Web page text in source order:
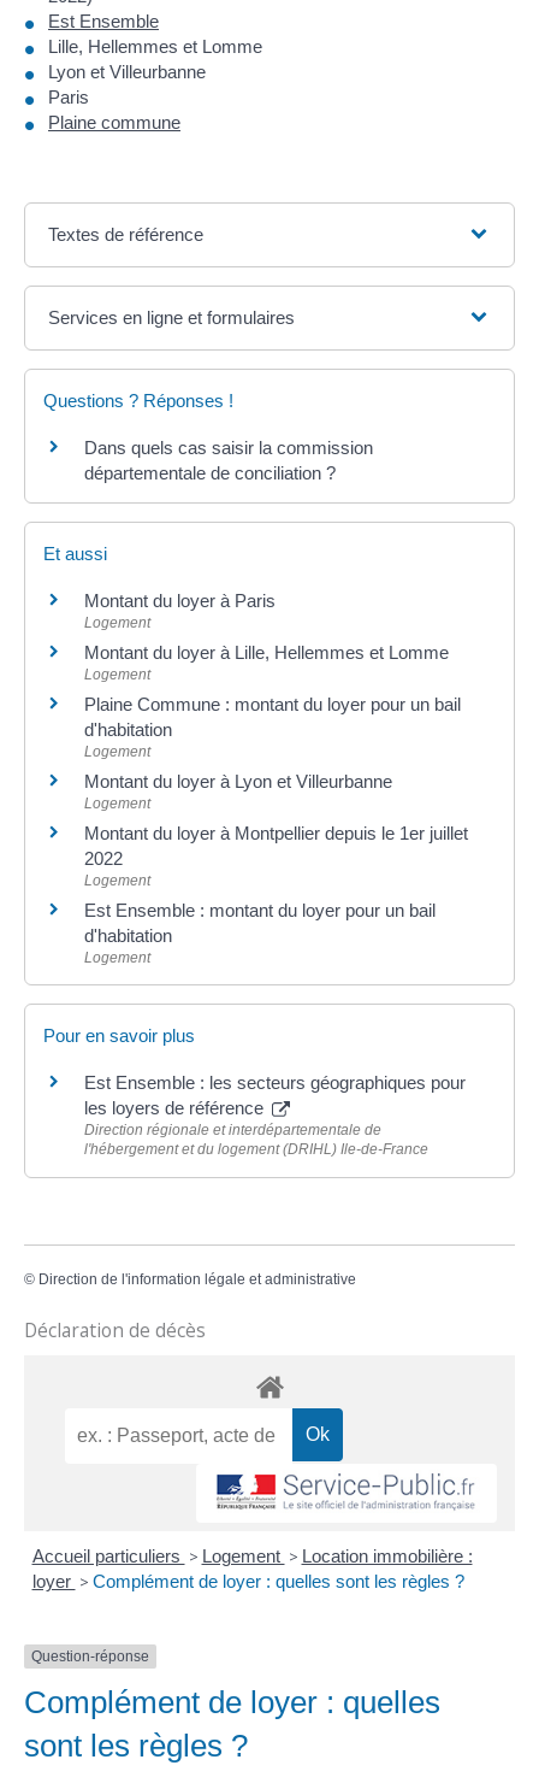
Est Ensemble
Lille, Hellemmes et Lomme
Lyon et Villeurbanne
Paris
Plaine commune
Textes de référence
Services en ligne et formulaires
Questions ? Réponses !
Dans quels cas saisir la commission
départementale de conciliation ?
Et aussi
Montant du loyer à Paris
Logement
Montant du loyer à Lille, Hellemmes et Lomme
Logement
Plaine Commune : montant du loyer pour un bail
d'habitation
Logement
Montant du loyer à Lyon et Villeurbanne
Logement
Montant du loyer à Montpellier depuis le 1er juillet
2022
Logement
Est Ensemble : montant du loyer pour un bail
d'habitation
Logement
Pour en savoir plus
Est Ensemble : les secteurs géographiques pour
les loyers de référence
Direction régionale et interdépartementale de
l'hébergement et du logement (DRIHL) Ile-de-France
© Direction de l'information légale et administrative
Déclaration de décès
Accueil particuliers > Logement > Location immobilière :
loyer > Complément de loyer : quelles sont les règles ?
Question-réponse
Complément de loyer : quelles
sont les règles ?